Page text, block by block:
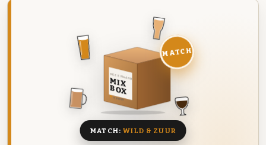
DEZE MAAND
MIX
BOX
8 BIEREN
MATCH
MATCH:WILD & ZUUR